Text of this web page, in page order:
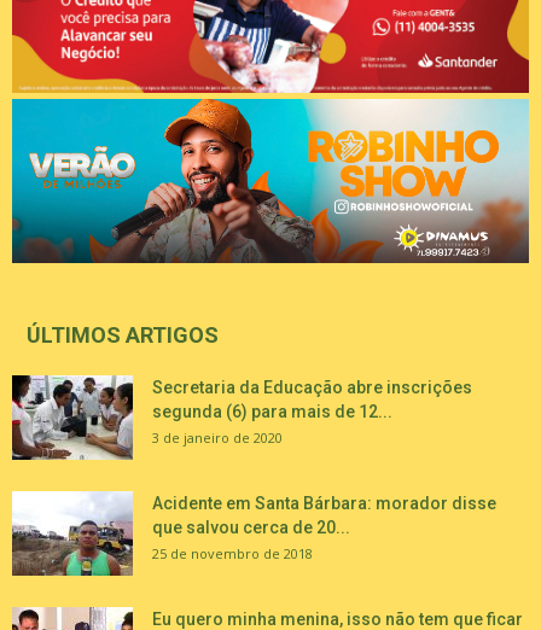
ÚLTIMOS ARTIGOS
Secretaria da Educação abre inscrições
segunda (6) para mais de 12...
3 de janeiro de 2020
Acidente em Santa Bárbara: morador disse
que salvou cerca de 20...
25 de novembro de 2018
Eu quero minha menina, isso não tem que ficar